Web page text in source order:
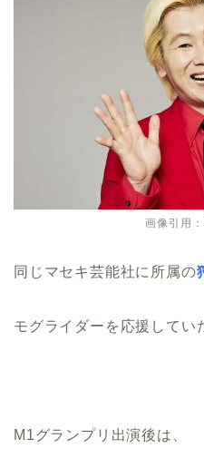
画像引用
同じマセキ芸能社に所属の
モグライダーを応援してい
M1グランプリ出演後は、